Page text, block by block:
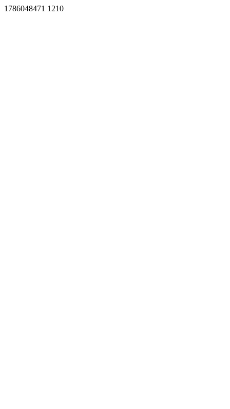
1786048471 1210